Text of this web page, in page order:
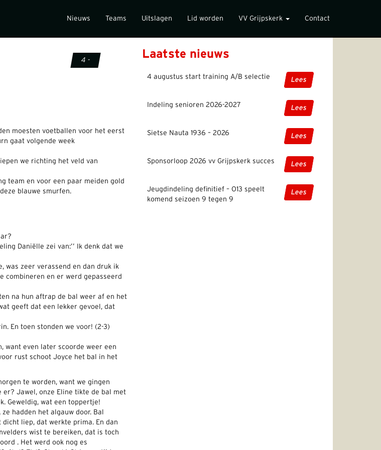
Nieuws Teams Uitslagen Lid worden VV Grijpskerk Contact
4 -
moesten voetballen voor het eerst
gaat volgende week
we richting het veld van
team en voor een paar meiden gold
blauwe smurfen.
Daniëlle zei van:’’ Ik denk dat we
was zeer verassend en dan druk ik
combineren en er werd gepasseerd
na hun aftrap de bal weer af en het
geeft dat een lekker gevoel, dat
En toen stonden we voor! (2-3)
want even later scoorde weer een
rust schoot Joyce het bal in het
te worden, want we gingen
er? Jawel, onze Eline tikte de bal met
Geweldig, wat een toppertje!
hadden het algauw door. Bal
liep, dat werkte prima. En dan
wist te bereiken, dat is toch
. Het werd ook nog es
Laatste nieuws
4 augustus start training A/B selectie Lees
Indeling senioren 2026-2027 Lees
Sietse Nauta 1936 – 2026 Lees
Sponsorloop 2026 vv Grijpskerk succes Lees
Jeugdindeling definitief – O13 speelt
komend seizoen 9 tegen 9
Lees